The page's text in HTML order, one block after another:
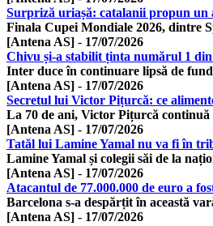
Surpriză uriașă: catalanii propun
Finala Cupei Mondiale 2026, dintre
[Antena AS] - 17/07/2026
Chivu și-a stabilit ținta numărul 1
Inter duce în continuare lipsă de
[Antena AS] - 17/07/2026
Secretul lui Victor Pițurcă: ce
La 70 de ani, Victor Pițurcă
[Antena AS] - 17/07/2026
Tatăl lui Lamine Yamal nu va fi în
Lamine Yamal și colegii săi de la
[Antena AS] - 17/07/2026
Atacantul de 77.000.000 de euro a
Barcelona s-a despărțit în această
[Antena AS] - 17/07/2026